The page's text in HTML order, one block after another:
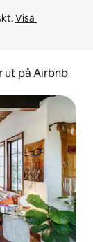
Visa
ut på Airbnb